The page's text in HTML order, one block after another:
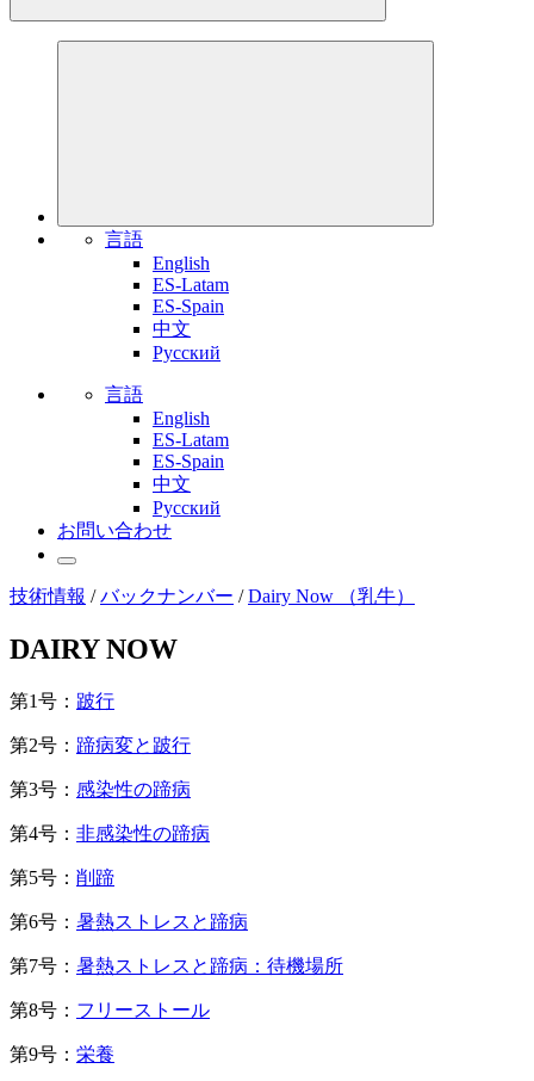
言語
English
ES-Latam
ES-Spain
中文
Pусский
言語
English
ES-Latam
ES-Spain
中文
Pусский
お問い合わせ
技術情報 /バックナンバー /Dairy Now （乳牛）
DAIRY NOW
第1号： 跛行
第2号： 蹄病変と跛行
第3号： 感染性の蹄病
第4号： 非感染性の蹄病
第5号： 削蹄
第6号： 暑熱ストレスと蹄病
第7号： 暑熱ストレスと蹄病：待機場所
第8号： フリーストール
第9号： 栄養